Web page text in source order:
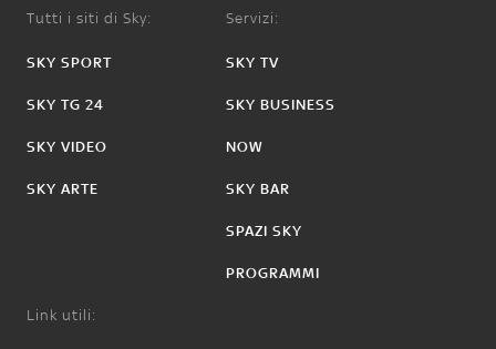
Tutti i siti di Sky:
SKY SPORT
SKY TG 24
SKY VIDEO
SKY ARTE
Servizi:
SKY TV
SKY BUSINESS
NOW
SKY BAR
SPAZI SKY
PROGRAMMI
Link utili: